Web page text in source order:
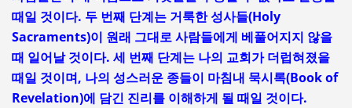
때일 것이다. 두 번째 단계는 거룩한 성사들(Holy
Sacraments)이 원래 그대로 사람들에게 베풀어지지 않을
때 일어날 것이다. 세 번째 단계는 나의 교회가 더럽혀졌을
때일 것이며, 나의 성스러운 종들이 마침내 묵시록(Book of
Revelation)에 담긴 진리를 이해하게 될 때일 것이다.